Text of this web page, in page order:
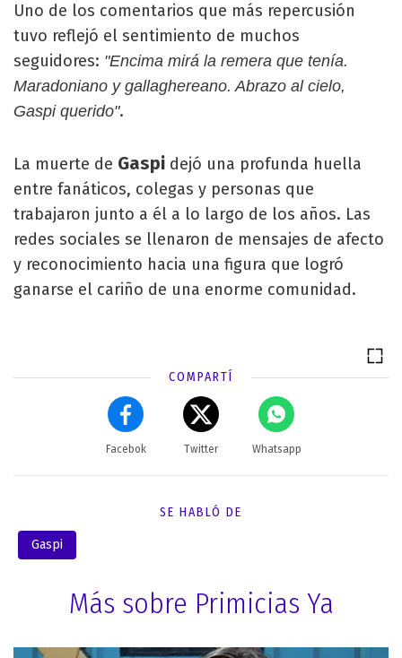
Uno de los comentarios que más repercusión
tuvo reflejó el sentimiento de muchos
seguidores: "Encima mirá la remera que tenía.
Maradoniano y gallaghereano. Abrazo al cielo,
Gaspi querido".
La muerte de Gaspi dejó una profunda huella
entre fanáticos, colegas y personas que
trabajaron junto a él a lo largo de los años. Las
redes sociales se llenaron de mensajes de afecto
y reconocimiento hacia una figura que logró
ganarse el cariño de una enorme comunidad.
COMPARTÍ
Facebok Twitter Whatsapp
SE HABLÓ DE
Gaspi
Más sobre Primicias Ya